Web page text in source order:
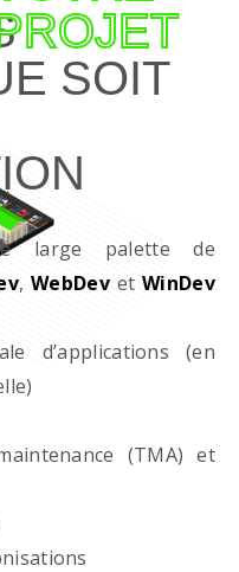
SOIT
large palette de
,WebDevet WinDev
(en
(TMA) et